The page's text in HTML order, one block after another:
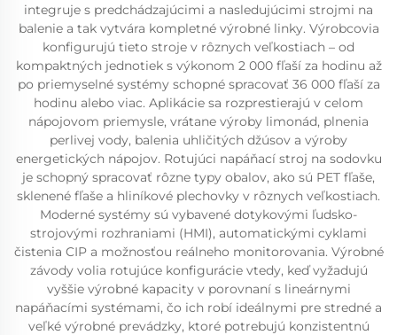
integruje s predchádzajúcimi a nasledujúcimi strojmi na
balenie a tak vytvára kompletné výrobné linky. Výrobcovia
konfigurujú tieto stroje v rôznych veľkostiach – od
kompaktných jednotiek s výkonom 2 000 fľaší za hodinu až
po priemyselné systémy schopné spracovať 36 000 fľaší za
hodinu alebo viac. Aplikácie sa rozprestierajú v celom
nápojovom priemysle, vrátane výroby limonád, plnenia
perlivej vody, balenia uhličitých džúsov a výroby
energetických nápojov. Rotujúci napáňací stroj na sodovku
je schopný spracovať rôzne typy obalov, ako sú PET fľaše,
sklenené fľaše a hliníkové plechovky v rôznych veľkostiach.
Moderné systémy sú vybavené dotykovými ľudsko-
strojovými rozhraniami (HMI), automatickými cyklami
čistenia CIP a možnosťou reálneho monitorovania. Výrobné
závody volia rotujúce konfigurácie vtedy, keď vyžadujú
vyššie výrobné kapacity v porovnaní s lineárnymi
napáňacími systémami, čo ich robí ideálnymi pre stredné a
veľké výrobné prevádzky, ktoré potrebujú konzistentnú